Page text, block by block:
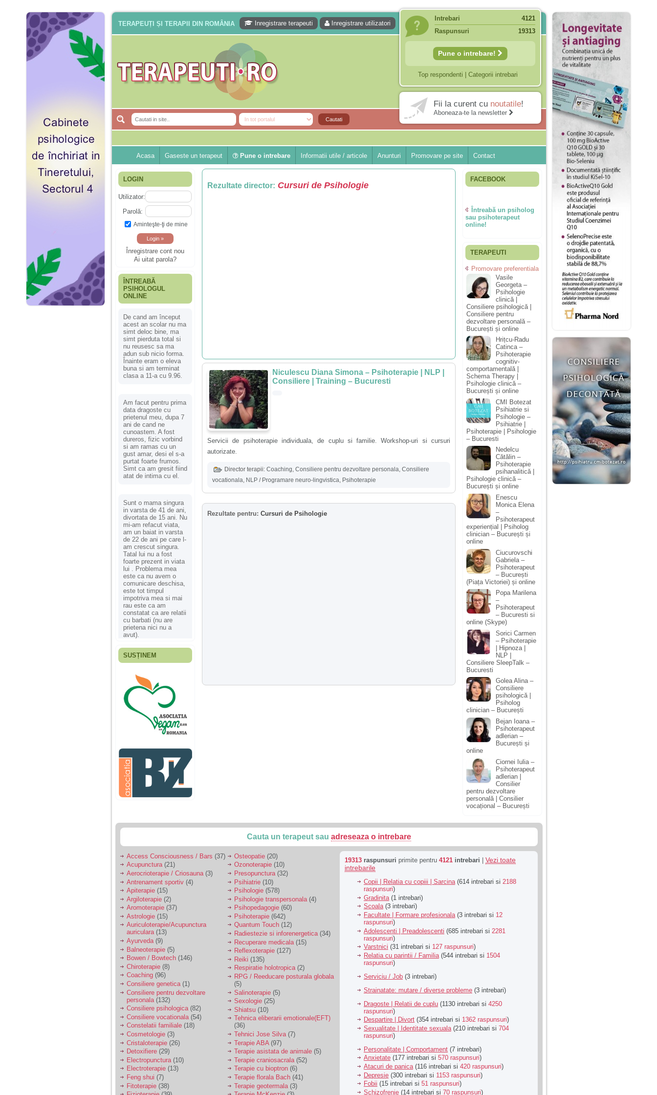
TERAPEUȚI ȘI TERAPII DIN ROMÂNIA Inregistrare terapeuti Inregistrare utilizatori
Intrebari
4121
Raspunsuri
19313
Pune o intrebare!
Top respondenti Categorii intrebari
Fii la curent cu noutatile!
Aboneaza-te la newsletter
Acasa Gaseste un terapeut Pune o intrebare Informatii utile / articole Anunturi Promovare pe site Contact
LOGIN
Utilizator:
Parolă:
Aminteşte-ţi de mine
Înregistrare cont nou
Ai uitat parola?
ÎNTREABĂ
PSIHOLOGUL
ONLINE
De cand am început
acest an scolar nu ma
simt deloc bine, ma
simt pierduta total si
nu reusesc sa ma
adun sub nicio forma.
Înainte eram o eleva
buna si am terminat
clasa a 11-a cu 9.96.
Am facut pentru prima
data dragoste cu
prietenul meu, dupa 7
ani de cand ne
cunoastem. A fost
dureros, fizic vorbind
si am ramas cu un
gust amar, desi el s-a
purtat foarte frumos.
Simt ca am gresit fiind
atat de intima cu el.
Sunt o mama singura
in varsta de 41 de ani,
divortata de 15 ani. Nu
mi-am refacut viata,
am un baiat in varsta
de 22 de ani pe care l-
am crescut singura.
Tatal lui nu a fost
foarte prezent in viata
lui . Problema mea
este ca nu avem o
comunicare deschisa,
este tot timpul
impotriva mea si mai
rau este ca am
constatat ca are relatii
cu barbati (nu are
prietena nici nu a
avut).
Fiica mea s-a nascut
ani, privind in urma
realizez cat de multe
greseli am facut in
educatia si cresterea
ei, am fost o mama
egoista, preocupata
de implinirea
profesionala, cand ea
era mica am neglijat-
agresiva, orice
greseala era taxata cu
o palma sau pedepse.
De 4 ani am o relatie
serioasa cu un barbat
sa se manifeste o
Ma aflu aici pentru ca
vreau sa stiu daca am
nevoie de un psiholog
sau psihiatru.
Sunt casatorita, am
31 de ani si un copil in
varsta de 2 ani care
mi-e lumina ochilor.
De ceva timp simt ca
mi s-a adunat
oboseala, o oboseala
cronica de care nu pot
scapa si simt ca din
cauza ei nu pot
controla nervii si
cateodata are copilul
de suferit.
Am o bariera peste
care nu pot trece:
prietena mea a ramas
insarcinata cu o fata.
Am fost de comun
acord sa facem un
copil, cu gandul ca e
baiat.
SUSȚINEM
Rezultate director: Cursuri de Psihologie
Niculescu Diana Simona – Psihoterapie | NLP |
Consiliere | Training – Bucuresti
Servicii de psihoterapie individuala, de cuplu si familie. Workshop-uri si cursuri
autorizate.
Director terapii: Coaching, Consiliere pentru dezvoltare personala, Consiliere
vocationala, NLP / Programare neuro-lingvistica, Psihoterapie
Rezultate pentru: Cursuri de Psihologie
FACEBOOK
Întreabă un psiholog
sau psihoterapeut
online!
TERAPEUTI
Promovare preferentiala
Vasile
Georgeta –
Psihologie
clinică |
Consiliere psihologică |
Consiliere pentru
dezvoltare personală –
București și online
Hrițcu-Radu
Catinca –
Psihoterapie
cognitiv-
comportamentală |
Schema Therapy |
Psihologie clinică –
București și online
CMI Botezat
Psihiatrie si
Psihologie –
Psihiatrie |
Psihoterapie | Psihologie
– Bucuresti
Nedelcu
Cătălin –
Psihoterapie
psihanalitică |
Psihologie clinică –
București și online
Enescu
Monica Elena
–
Psihoterapeut
experiențial | Psiholog
clinician – București și
online
Ciucurovschi
Gabriela –
Psihoterapeut
– București
(Piața Victoriei) și online
Popa Marilena
–
Psihoterapeut
– Bucuresti si
online (Skype)
Sorici Carmen
– Psihoterapie
| Hipnoza |
NLP |
Consiliere SleepTalk –
Bucuresti
Golea Alina –
Consiliere
psihologică |
Psiholog
clinician – București
Bejan Ioana –
Psihoterapeut
adlerian –
București și
online
Ciornei Iulia –
Psihoterapeut
adlerian |
Consilier
pentru dezvoltare
personală | Consilier
vocațional – București
Cauta un terapeut sau adreseaza o intrebare
Access Consciousness / Bars (37)
Acupunctura(21)
Aerocrioterapie / Criosauna (3)
Antrenament sportiv (4)
Apiterapie (15)
Argiloterapie (2)
Aromoterapie (37)
Astrologie (15)
Auriculoterapie/Acupunctura
auriculara(13)
Ayurveda(9)
Balneoterapie (5)
Bowen / Bowtech (146)
Chiroterapie (8)
Coaching (96)
Consiliere genetica(1)
Consiliere pentru dezvoltare
personala (132)
Consiliere psihologica(82)
Consiliere vocationala (54)
Constelatii familiale (18)
Cosmetologie (3)
Cristaloterapie (26)
Detoxifiere (29)
Electropunctura (10)
Electroterapie (13)
Feng shui (7)
Fitoterapie (38)
Osteopatie (20)
Ozonoterapie (10)
Presopunctura (32)
Psihiatrie (10)
Psihologie (578)
Psihologie transpersonala (4)
Psihopedagogie (60)
Psihoterapie (642)
Quantum Touch (12)
Radiestezie si inforenergetica(34)
Recuperare medicala (15)
Reflexoterapie (127)
Reiki (135)
Respiratie holotropica(2)
RPG / Reeducare posturala globala
(5)
Salinoterapie (5)
Sexologie (25)
Shiatsu (10)
Tehnica eliberarii emotionale(EFT)
(36)
Tehnici Jose Silva(7)
Terapie ABA (97)
Terapie asistata de animale (5)
Terapie craniosacrala (52)
Terapie cu bioptron (6)
Terapie florala Bach (41)
Terapie geotermala (3)
19313 raspunsuri primite pentru 4121 intrebari
Vezi toate
intrebarile
Copii | Relatia cu copiii | Sarcina(614 intrebari si 2188
raspunsuri)
Gradinita (1 intrebari)
Scoala(3 intrebari)
Facultate | Formare profesionala (3 intrebari si 12
raspunsuri)
Adolescenti | Preadolescenti (685 intrebari si 2281
raspunsuri)
Varstnici (31 intrebari si 127 raspunsuri)
Relatia cu parintii / Familia (544 intrebari si 1504
raspunsuri)
Serviciu / Job (3 intrebari)
Strainatate: mutare / diverse probleme (3 intrebari)
Dragoste | Relatii de cuplu (1130 intrebari si 4250
raspunsuri)
Despartire | Divort (354 intrebari si 1362 raspunsuri)
Sexualitate | Identitate sexuala (210 intrebari si 704
raspunsuri)
Personalitate | Comportament (7 intrebari)
Anxietate (177 intrebari si 570 raspunsuri)
Atacuri de panica(116 intrebari si 420 raspunsuri)
Depresie (300 intrebari si 1153 raspunsuri)
Fobii (15 intrebari si 51 raspunsuri)
Schizofrenie (14 intrebari si 70 raspunsuri)